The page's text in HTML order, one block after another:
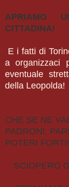
APRIAMO
CITTADINA!
E i fatti di
a
eventuale
della Leopolda!
CHE SE NE
PADRONI,
POTERI FORTI!
SCIOPERO